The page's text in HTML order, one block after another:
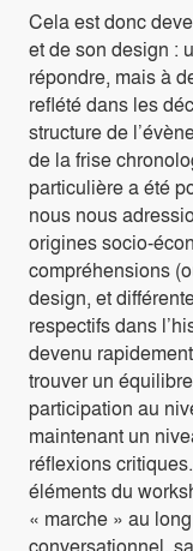
Cela est donc
et de son design :
répondre, mais à
reflété dans les
structure de
de la frise
particulière a été
nous nous
origines socio-
compréhensions
design, et
respectifs dans
devenu
trouver un
participation au
maintenant un
réflexions
éléments du
« marche » au